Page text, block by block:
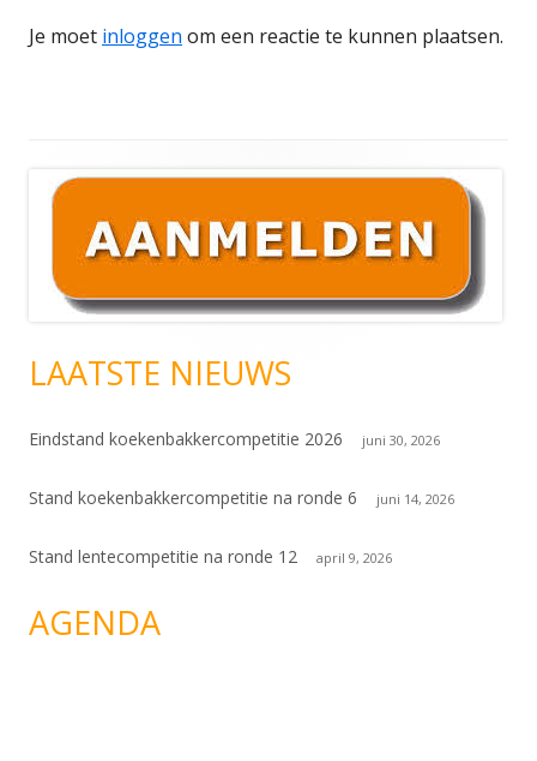
Je moet inloggen om een reactie te kunnen plaatsen.
Hoofd
sidebar
LAATSTE NIEUWS
Eindstand koekenbakkercompetitie 2026 juni 30, 2026
Stand koekenbakkercompetitie na ronde 6 juni 14, 2026
Stand lentecompetitie na ronde 12 april 9, 2026
AGENDA